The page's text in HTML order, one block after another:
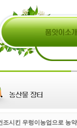
조시킨 우렁이농업으로 농